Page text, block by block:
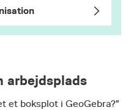
arbejdsplads
et boksplot i GeoGebra?”